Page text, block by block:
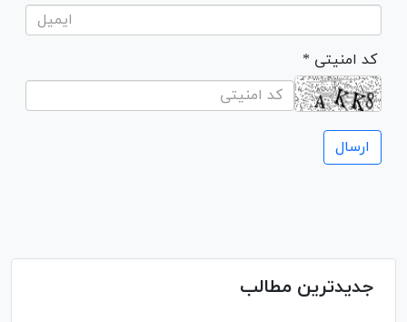
* کد امنیتی
جدیدترین مطالب